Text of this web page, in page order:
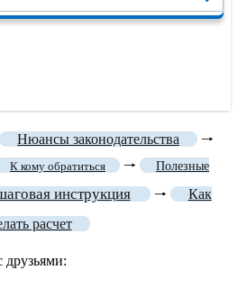
Нюансы законодательства 🠒
К кому обратиться 🠒 Полезные
инструкция 🠒
Как
расчет
друзьями: